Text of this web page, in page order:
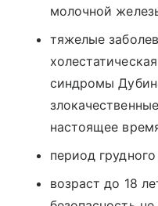
молочной
тяжелые
синдромы
настоящее
период
возраст до 18